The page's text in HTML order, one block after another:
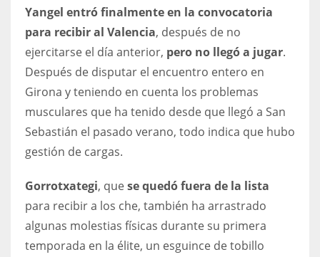
16
19
MIA
17
Yangel entró finalmente en la convocatoria
para recibir al Valencia, después de no
ejercitarse el día anterior, pero no llegó a jugar.
Después de disputar el encuentro entero en
Girona y teniendo en cuenta los problemas
musculares que ha tenido desde que llegó a San
Sebastián el pasado verano, todo indica que hubo
gestión de cargas.
Gorrotxategi, quese quedó fuera de la lista
para recibir a los che, también ha arrastrado
algunas molestias físicas durante su primera
temporada en la élite, un esguince de tobillo